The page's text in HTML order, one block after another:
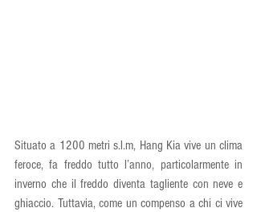
Situato a 1200 metri s.l.m, Hang Kia vive un clima
feroce, fa freddo tutto l’anno, particolarmente in
inverno che il freddo diventa tagliente con neve e
ghiaccio. Tuttavia, come un compenso a chi ci vive